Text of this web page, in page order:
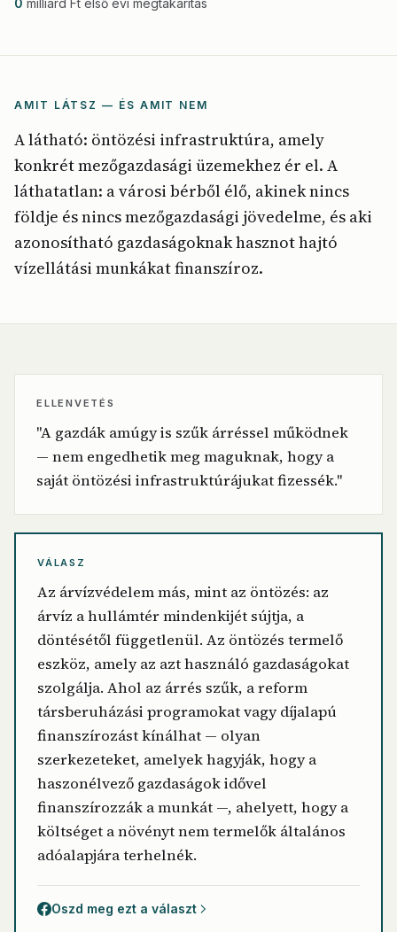
0 milliárd Ft első évi megtakarítás
AMIT LÁTSZ — ÉS AMIT NEM
A látható: öntözési infrastruktúra, amely
konkrét mezőgazdasági üzemekhez ér el. A
láthatatlan: a városi bérből élő, akinek nincs
földje és nincs mezőgazdasági jövedelme, és aki
azonosítható gazdaságoknak hasznot hajtó
vízellátási munkákat finanszíroz.
ELLENVETÉS
"A gazdák amúgy is szűk árréssel működnek
— nem engedhetik meg maguknak, hogy a
saját öntözési infrastruktúrájukat fizessék."
VÁLASZ
Az árvízvédelem más, mint az öntözés: az
árvíz a hullámtér mindenkijét sújtja, a
döntésétől függetlenül. Az öntözés termelő
eszköz, amely az azt használó gazdaságokat
szolgálja. Ahol az árrés szűk, a reform
társberuházási programokat vagy díjalapú
finanszírozást kínálhat — olyan
szerkezeteket, amelyek hagyják, hogy a
haszonélvező gazdaságok idővel
finanszírozzák a munkát —, ahelyett, hogy a
költséget a növényt nem termelők általános
adóalapjára terhelnék.
Oszd meg ezt a választ